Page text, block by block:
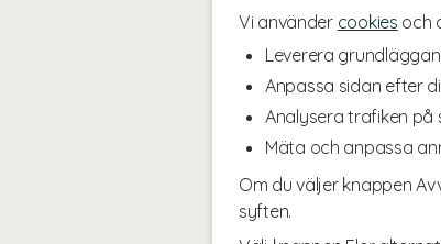
Vi använder cookies och
Leverera
Anpassa sidan efter
Analysera trafiken på
Mäta och anpassa
Om du väljer knappen
syften.